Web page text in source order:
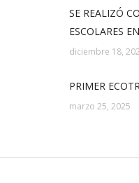
SE REALIZÓ
ESCOLARES
diciembre 18,
PRIMER
marzo 25, 2025